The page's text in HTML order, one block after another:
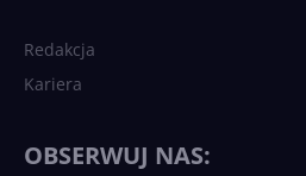
Redakcja
Kariera
OBSERWUJ NAS: